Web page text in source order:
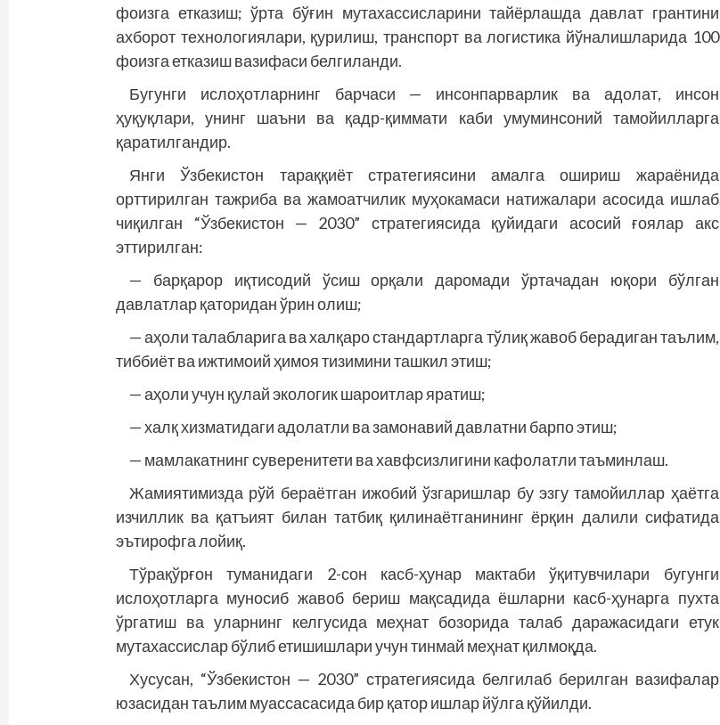
фоизга етказиш; ўрта бўғин мутахассисларини тайёрлашда давлат грантини
ахборот технологиялари, қурилиш, транспорт ва логистика йўналишларида 100
фоизга етказиш вазифаси белгиланди.
Бугунги ислоҳотларнинг барчаси — инсонпарварлик ва адолат, инсон
ҳуқуқлари, унинг шаъни ва қадр-қиммати каби умуминсоний тамойилларга
қаратилгандир.
Янги Ўзбекистон тараққиёт стратегиясини амалга ошириш жараёнида
орттирилган тажриба ва жамоатчилик муҳокамаси натижалари асосида ишлаб
чиқилган “Ўзбекистон — 2030” стратегиясида қуйидаги асосий ғоялар акс
эттирилган:
— барқарор иқтисодий ўсиш орқали даромади ўртачадан юқори бўлган
давлатлар қаторидан ўрин олиш;
— аҳоли талабларига ва халқаро стандартларга тўлиқ жавоб берадиган таълим,
тиббиёт ва ижтимоий ҳимоя тизимини ташкил этиш;
— аҳоли учун қулай экологик шароитлар яратиш;
— халқ хизматидаги адолатли ва замонавий давлатни барпо этиш;
— мамлакатнинг суверенитети ва хавфсизлигини кафолатли таъминлаш.
Жамиятимизда рўй бераётган ижобий ўзгариш­лар бу эзгу тамойиллар ҳаётга
изчиллик ва қатъият билан татбиқ қилинаётганининг ёрқин далили сифатида
эътирофга лойиқ.
Тўрақўрғон туманидаги 2-сон касб-ҳунар мактаби ўқитувчилари бугунги
ислоҳотларга муносиб жавоб бериш мақсадида ёшларни касб-ҳунарга пухта
ўргатиш ва уларнинг келгусида меҳнат бозорида талаб даражасидаги етук
мутахассислар бўлиб етишишлари учун тинмай меҳнат қилмоқда.
Хусусан, “Ўзбекистон — 2030” стратегиясида белгилаб берилган вазифалар
юзасидан таълим муассасасида бир қатор ишлар йўлга қўйилди.